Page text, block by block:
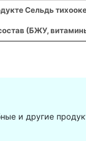
Сельдь
(БЖУ,
и другие